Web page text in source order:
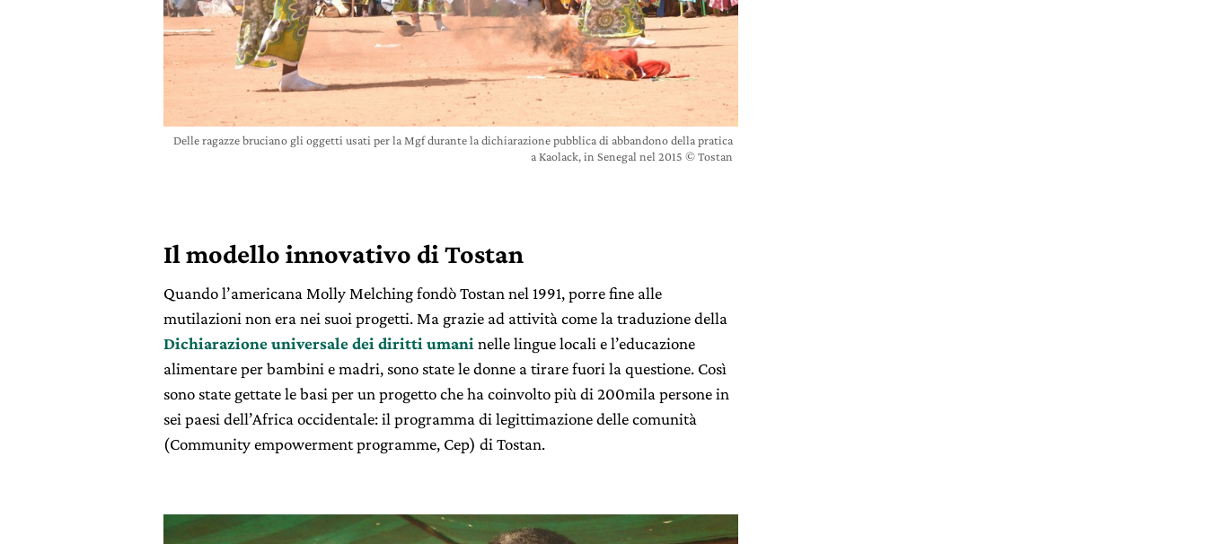
Delle ragazze bruciano gli oggetti usati per la Mgf durante la dichiarazione pubblica di abbandono della pratica
a Kaolack, in Senegal nel 2015 © Tostan
Il modello innovativo di Tostan
Quando l’americana Molly Melching fondò Tostan nel 1991, porre fine alle
mutilazioni non era nei suoi progetti. Ma grazie ad attività come la traduzione della
Dichiarazione universale dei diritti umani nelle lingue locali e l’educazione
alimentare per bambini e madri, sono state le donne a tirare fuori la questione. Così
sono state gettate le basi per un progetto che ha coinvolto più di 200mila persone in
sei paesi dell’Africa occidentale: il programma di legittimazione delle comunità
(Community empowerment programme, Cep) di Tostan.